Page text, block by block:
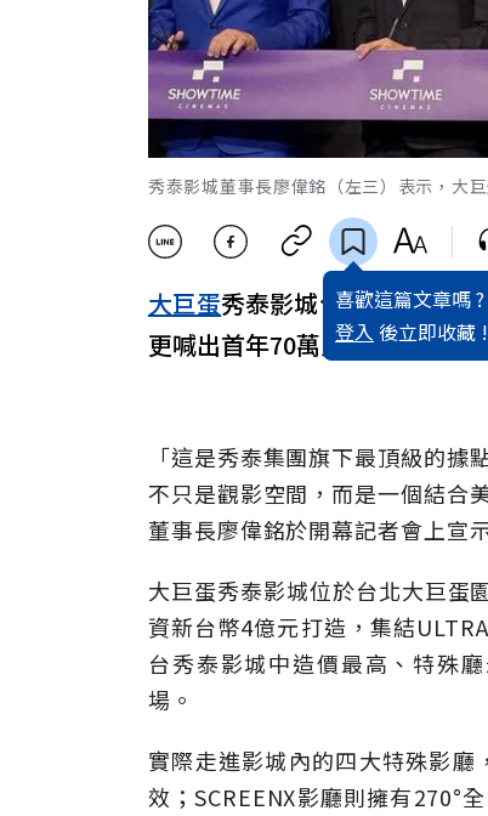
秀泰影城董事長廖偉銘（左三）表示，大
喜歡這篇文章嗎 ?
登入 後立即收藏 !
大巨蛋秀泰影城今（28）日正
更喊出首年70萬人次入場目標
「這是秀泰集團旗下最頂級的
不只是觀影空間，而是一個結合
董事長廖偉銘於開幕記者會上宣
大巨蛋秀泰影城位於台北大巨蛋
資新台幣4億元打造，集結
台秀泰影城中造價最高、特殊
場。
實際走進影城內的四大特殊影廳
效；SCREENX影廳則擁有270°